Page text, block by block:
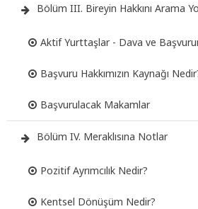
Bölüm III. Bireyin Hakkını Arama
Aktif Yurttaşlar - Dava ve
Başvuru Hakkımızın Kaynağı
Başvurulacak Makamlar
Bölüm IV. Meraklısına Notlar
Pozitif Ayrımcılık Nedir?
Kentsel Dönüşüm Nedir?